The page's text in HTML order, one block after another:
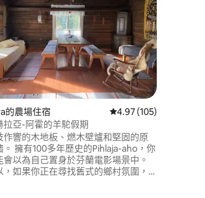
4.99 的平均評分（滿分 5 分）
的農場住宿 從 105 則評價中獲得
4.97 (105)
拉亞-阿霍的羊駝假期
作響的木地板、燃木壁爐和堅固的原
。 擁有100多年歷史的Pihlaja-aho，你
會以為自己置身於芬蘭電影場景中。
，如果你正在尋找舊式的鄉村氛圍，